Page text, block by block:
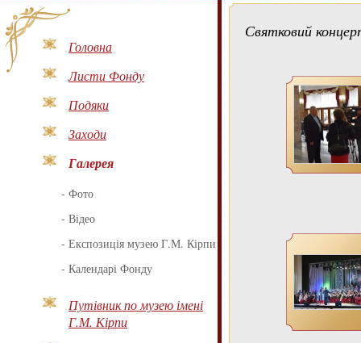
Головна
Листи Фонду
Подяки
Заходи
Галерея
- Фото
- Відео
- Експозиція музею Г.М. Кірпи
- Календарі Фонду
Путівник по музею імені
Г.М. Кірпи
Святковий